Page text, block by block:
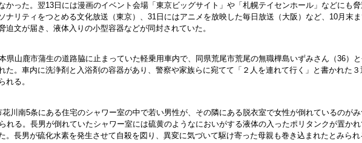
かった。翌13日には漫画のイベント会場「東京ビッグサイト」や「札幌テイセンホール」などにも
ナリティをつとめる文化放送（東京）、31日にはアニメを放映した毎日放送（大阪）など、10月末
迫文が届き、液体入りの小型容器などが同封されていた。
県山鹿市蒲生の道路脇に止まっていた軽乗用車内で、同県荒尾市荒尾の無職樺島いずみさん（36）
た。車内に洗浄剤と入浴剤の容器があり、警察や家族らに宛てて「２人を連れて行く」と書かれた
れる。
川南5条にある住宅のシャワー室の中で若い男性が、その隣にある脱衣室で女性が倒れているのが
れる。長男が倒れていたシャワー室には硫黄のようなにおいがする液体の入ったポリタンクが置か
。長男が硫化水素を発生させて自殺を図り、異変に気づいて駆け寄った母親も巻き込まれたとみられ